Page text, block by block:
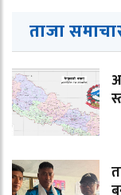
ताजा